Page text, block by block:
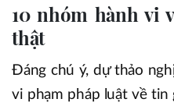
10 nhóm hành vi
thật
Đáng chú ý, dự thảo
vi phạm pháp luật về tin